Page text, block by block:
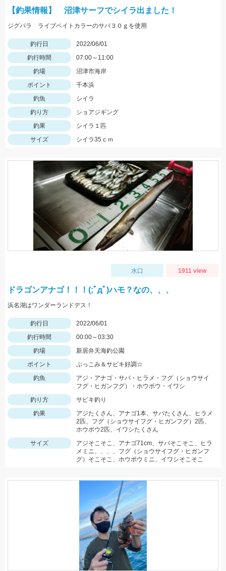
【釣果情報】 沼津サーフでシイラ出ました！
ジグパラ ライブベイトカラーのサバ３０ｇを使用
釣行日
2022/06/01
釣行時間
07:00～11:00
釣場
沼津市海岸
ポイント
千本浜
釣魚
シイラ
釣り方
ショアジギング
釣果
シイラ１匹
サイズ
シイラ35ｃｍ
水口 1911 view
ドラゴンアナゴ！！！(;ﾟдﾟ)ハモ？なの、、、
浜名湖はワンダーランドデス！
釣行日
2022/06/01
釣行時間
00:00～03:30
釣場
新居弁天海釣公園
ポイント
ぶっこみ＆サビキ好調☆
釣魚
アジ・アナゴ・サバ・ヒラメ・フグ（ショウサイ
フグ・ヒガンフグ）・ホウボウ・イワシ
釣り方
サビキ釣り
釣果
アジたくさん、アナゴ1本、サバたくさん、ヒラメ
2匹、フグ（ショウサイフグ・ヒガンフグ）2匹、
ホウボウ2匹、イワシたくさん
サイズ
アジそこそこ、アナゴ71cm、サバそこそこ、ヒラ
メミニ、、、、フグ（ショウサイフグ・ヒガンフ
グ）そこそこ、ホウボウミニ、イワシそこそこ